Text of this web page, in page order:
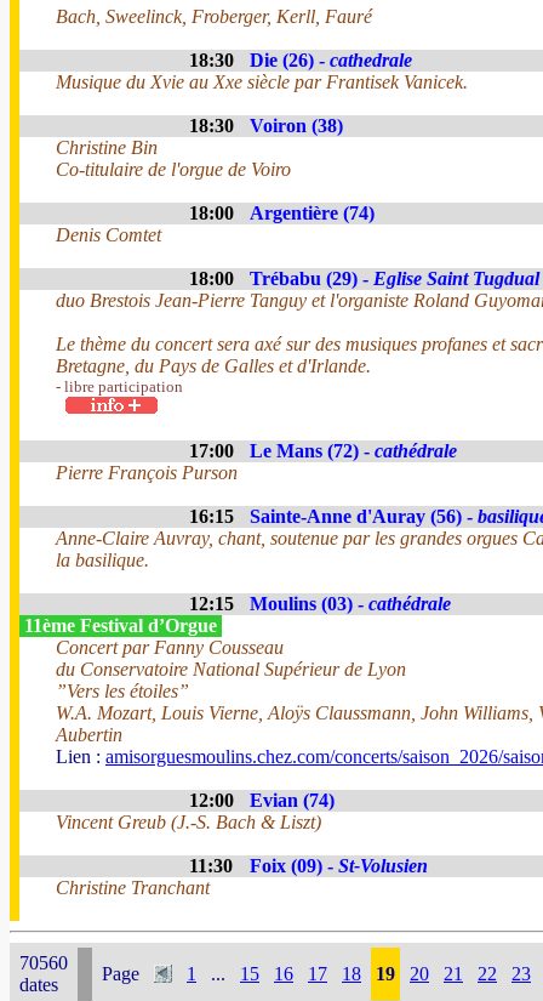
Bach, Sweelinck, Froberger, Kerll, Fauré
18:30 Die (26) - cathedrale
Musique du Xvie au Xxe siècle par Frantisek Vanicek.
18:30
Voiron (38)
Christine Bin
Co-titulaire de l'orgue de Voiro
18:00
Argentière (74)
Denis Comtet
18:00 Trébabu (29) - Eglise Saint Tugdual
duo Brestois Jean-Pierre Tanguy et l'organiste Roland
Le thème du concert sera axé sur des musiques profanes et
Bretagne, du Pays de Galles et d'Irlande.
- libre participation
17:00 Le Mans (72) - cathédrale
Pierre François Purson
16:15 Sainte-Anne d'Auray (56) -
Anne-Claire Auvray, chant, soutenue par les grandes orgues
la basilique.
12:15 Moulins (03) - cathédrale
11ème Festival d’Orgue
Concert par Fanny Cousseau
du Conservatoire National Supérieur de Lyon
”Vers les étoiles”
W.A. Mozart, Louis Vierne, Aloÿs Claussmann, John Williams,
Aubertin
Lien : amisorguesmoulins.chez.com/concerts/saison_2026/
12:00
Evian (74)
Vincent Greub (J.-S. Bach & Liszt)
11:30 Foix (09) - St-Volusien
Christine Tranchant
70560
dates
Page 1 ... 15 16 17 18 19 20 21 22 23